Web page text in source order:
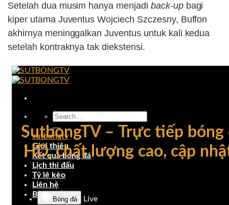
Setelah dua musim hanya menjadi back-upbagi
kiper utama Juventus Wojciech Szczesny, Buffon
akhirnya meninggalkan Juventus untuk kali kedua
setelah kontraknya tak diekstensi.